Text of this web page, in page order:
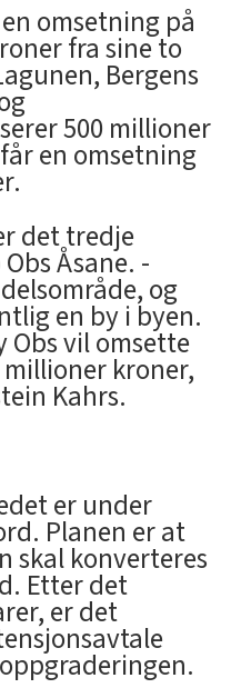
omsetning på
fra sine to
Bergens
500 millioner
en omsetning
det tredje
Åsane. -
og
en by i byen.
Obs vil omsette
millioner kroner,
Kahrs.
er under
Planen er at
skal konverteres
Etter det
er det